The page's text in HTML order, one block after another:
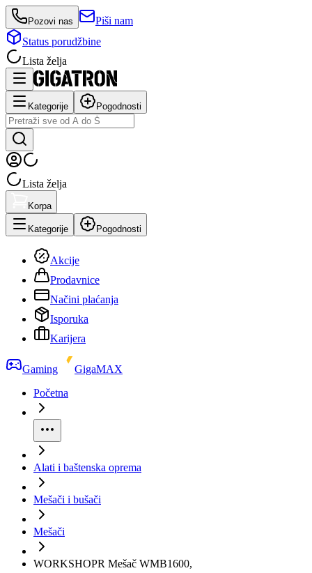
Pozovi nas
Piši nam
Status porudžbine
Lista želja
Kategorije Pogodnosti
Lista želja
Korpa
Kategorije Pogodnosti
Akcije
Prodavnice
Načini plaćanja
Isporuka
Karijera
Gaming
GigaMAX
Početna
Alati i baštenska oprema
Mešači i bušači
Mešači
WORKSHOPR Mešač WMB1600,